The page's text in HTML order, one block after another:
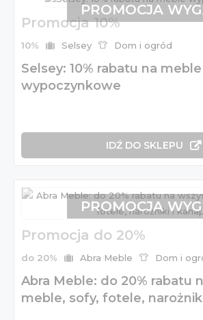
Promocja 10%
10% Selsey Dom i ogród
Selsey: 10% rabatu na meble
wypoczynkowe
IDŹ DO SKLEPU
PROMOCJA
Promocja do 20%
do 20% Abra Meble Dom i
Abra Meble: do 20% rabatu
meble, sofy, fotele,
PROMOCJA